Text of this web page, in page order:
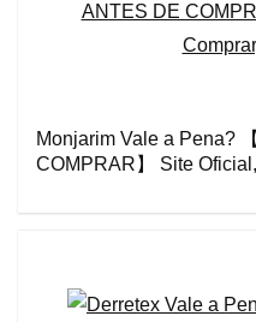
Monjarim Vale a Pena?
COMPRAR】 Site